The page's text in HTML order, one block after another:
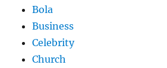
Bola
Business
Celebrity
Church